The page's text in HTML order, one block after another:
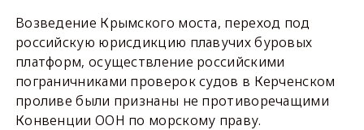
Возведение Крымского моста, переход под
российскую юрисдикцию плавучих буровых
платформ, осуществление российскими
пограничниками проверок судов в Керченском
проливе были признаны не противоречащими
Конвенции ООН по морскому праву.